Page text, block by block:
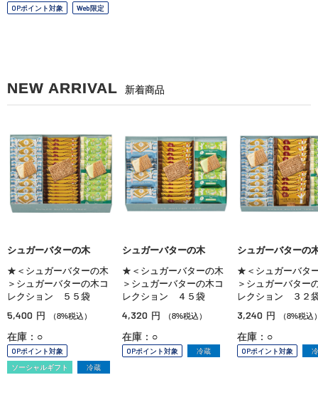
OPポイント対象 Web限定
NEW ARRIVAL 新着商品
シュガーバターの木
★＜シュガーバターの木
＞シュガーバターの木コ
レクション ５５袋
5,400 円 （8%税込）
在庫：○
OPポイント対象
ソーシャルギフト
冷蔵
シュガーバターの木
★＜シュガーバターの木
＞シュガーバターの木コ
レクション ４５袋
4,320 円 （8%税込）
在庫：○
OPポイント対象 冷蔵
シュガーバターの
★＜シュガーバタ
＞シュガーバター
レクション ３２
3,240 円 （8%税込
在庫：○
OPポイント対象